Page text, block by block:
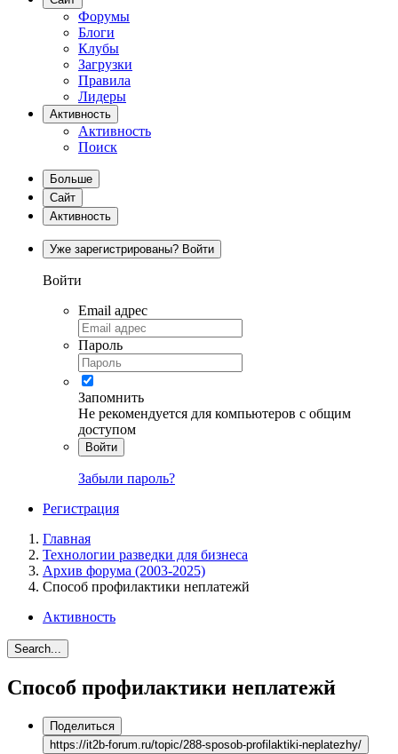
Форумы
Блоги
Клубы
Загрузки
Правила
Лидеры
Активность
Активность
Поиск
Больше
Сайт
Активность
Уже зарегистрированы? Войти
Войти
Email адрес
Пароль
Запомнить
Не рекомендуется для компьютеров с общим
доступом
Войти
Забыли пароль?
Регистрация
Главная
Технологии разведки для бизнеса
Архив форума (2003-2025)
Способ профилактики неплатежй
Активность
Search...
Способ профилактики неплатежй
Поделиться
https://it2b-forum.ru/topic/288-sposob-profilaktiki-neplatezhy/